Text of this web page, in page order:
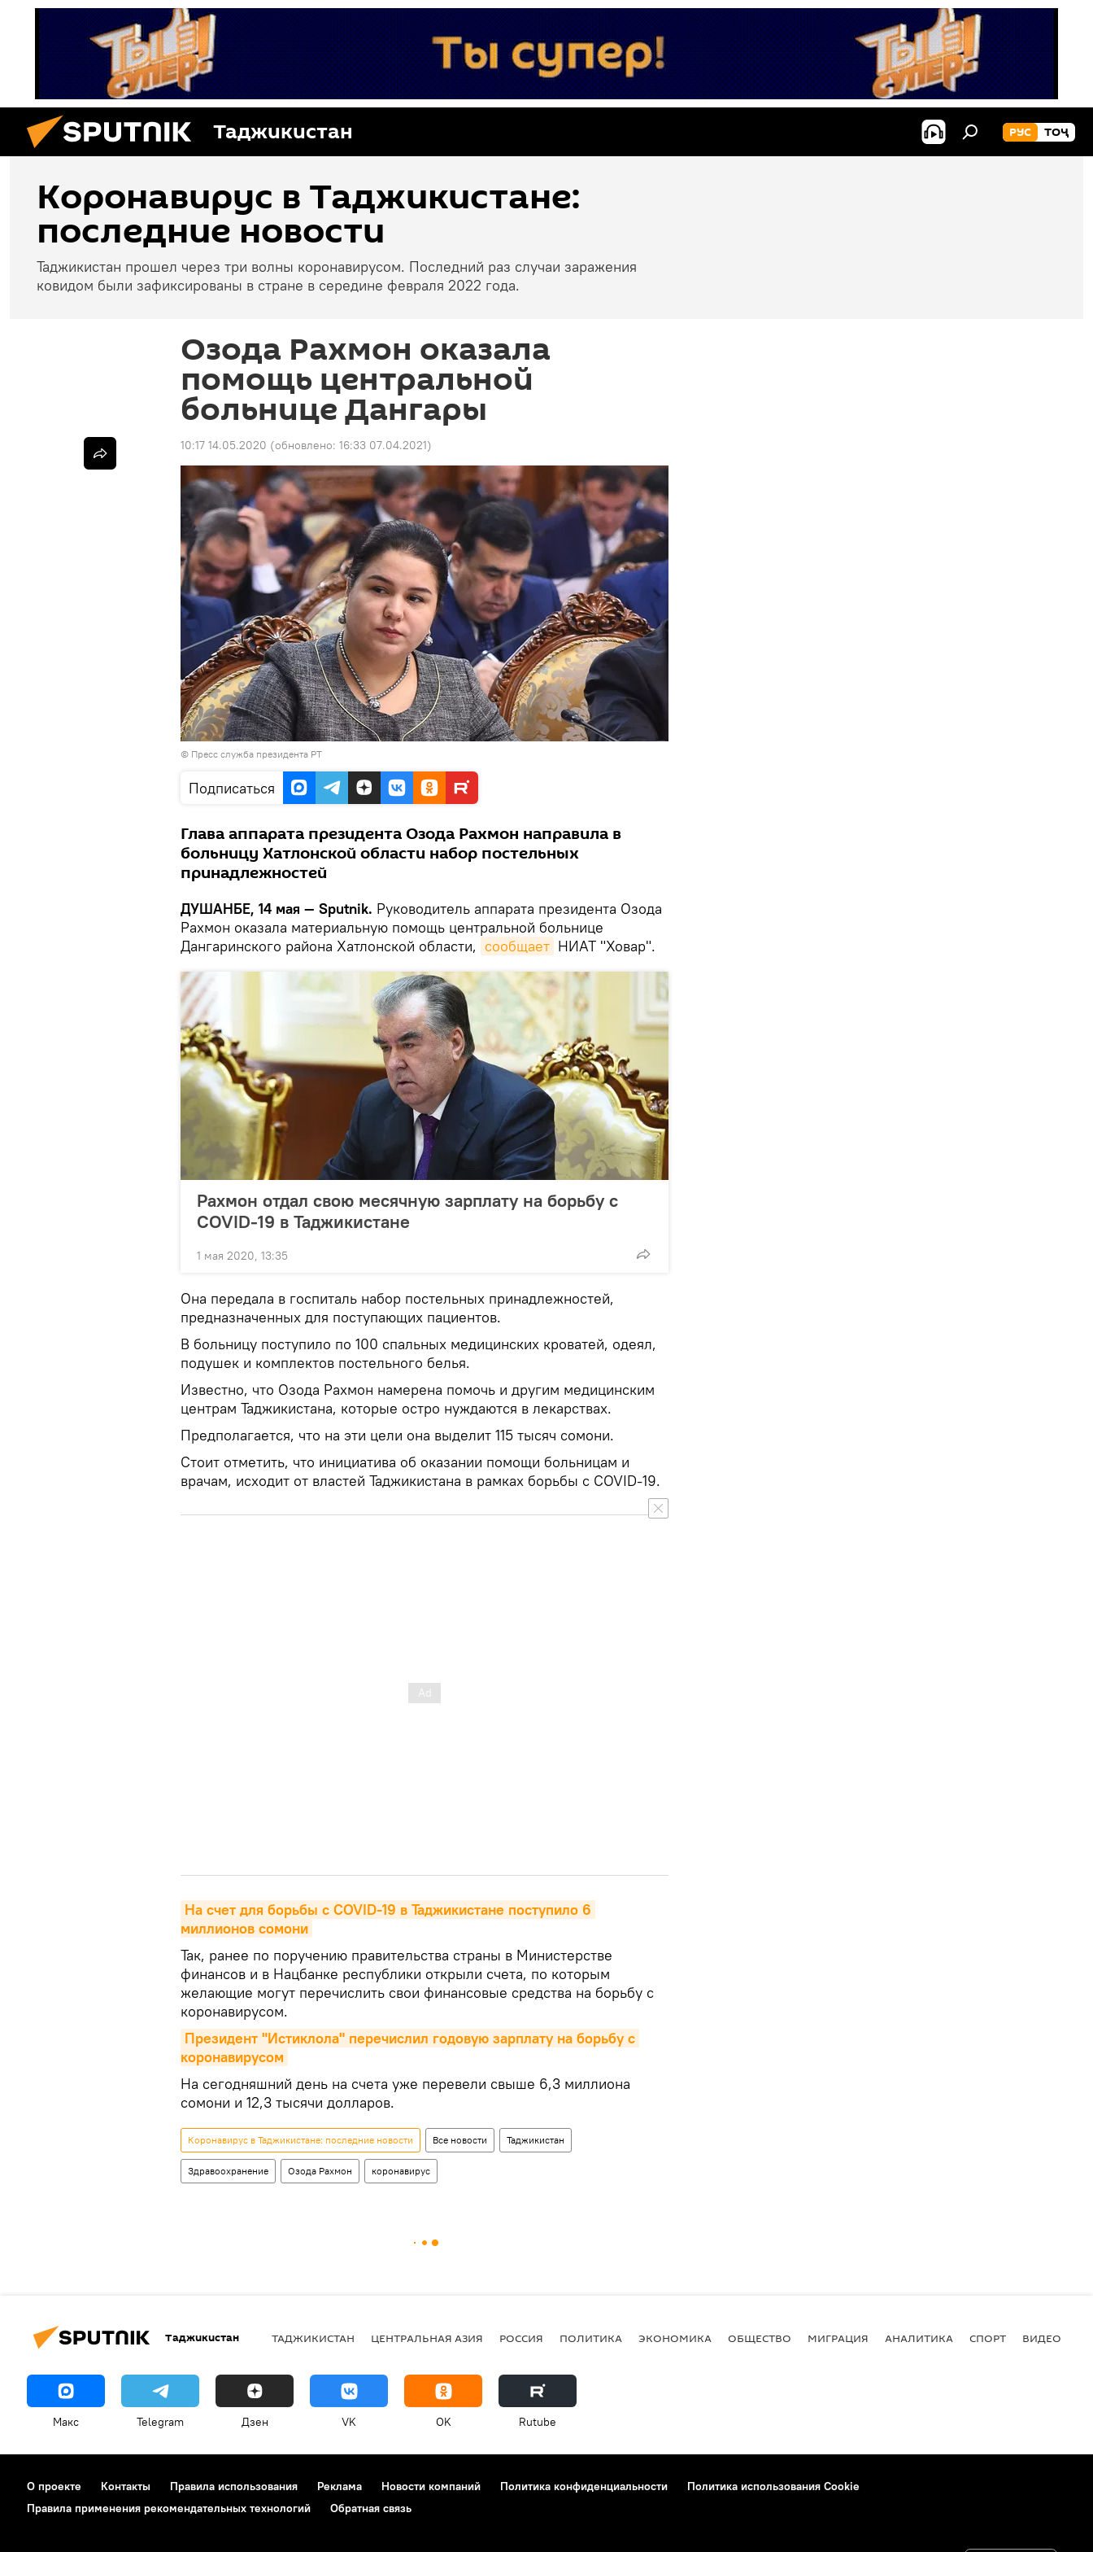
Таджикистан РУС ТОҶ
Коронавирус в Таджикистане:
последние новости
Таджикистан прошел через три волны коронавирусом. Последний раз случаи заражения
ковидом были зафиксированы в стране в середине февраля 2022 года.
Озода Рахмон оказала
помощь центральной
больнице Дангары
10:17 14.05.2020 (обновлено: 16:33 07.04.2021)
© Пресс служба президента РТ
Подписаться
Глава аппарата президента Озода Рахмон направила в
больницу Хатлонской области набор постельных
принадлежностей
ДУШАНБЕ, 14 мая — Sputnik. Руководитель аппарата президента Озода
Рахмон оказала материальную помощь центральной больнице
Дангаринского района Хатлонской области, сообщает НИАТ "Ховар".
Рахмон отдал свою месячную зарплату на борьбу с
COVID-19 в Таджикистане
1 мая 2020, 13:35
Она передала в госпиталь набор постельных принадлежностей,
предназначенных для поступающих пациентов.
В больницу поступило по 100 спальных медицинских кроватей, одеял,
подушек и комплектов постельного белья.
Известно, что Озода Рахмон намерена помочь и другим медицинским
центрам Таджикистана, которые остро нуждаются в лекарствах.
Предполагается, что на эти цели она выделит 115 тысяч сомони.
Стоит отметить, что инициатива об оказании помощи больницам и
врачам, исходит от властей Таджикистана в рамках борьбы с COVID-19.
На счет для борьбы с COVID-19 в Таджикистане поступило 6
миллионов сомони
Так, ранее по поручению правительства страны в Министерстве
финансов и в Нацбанке республики открыли счета, по которым
желающие могут перечислить свои финансовые средства на борьбу с
коронавирусом.
Президент "Истиклола" перечислил годовую зарплату на борьбу с
коронавирусом
На сегодняшний день на счета уже перевели свыше 6,3 миллиона
сомони и 12,3 тысячи долларов.
Коронавирус в Таджикистане: последние новости Все новости Таджикистан
Здравоохранение Озода Рахмон коронавирус
Таджикистан ТАДЖИКИСТАН ЦЕНТРАЛЬНАЯ АЗИЯ РОССИЯ ПОЛИТИКА ЭКОНОМИКА ОБЩЕСТВО МИГРАЦИЯ АНАЛИТИКА СПОРТ ВИДЕО
Макс Telegram Дзен VK OK Rutube
О проекте Контакты Правила использования Реклама Новости компаний Политика конфиденциальности
Политика использования Cookie
Правила применения рекомендательных технологий
Обратная связь